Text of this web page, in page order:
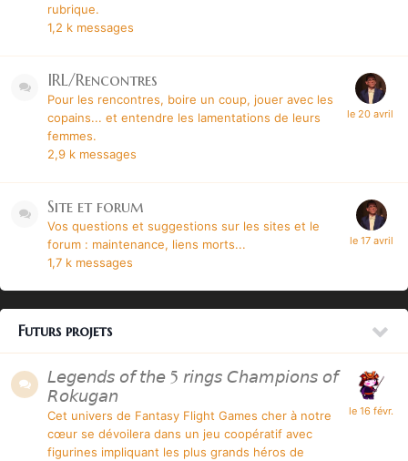
rubrique.
1,2 k messages
IRL/Rencontres
Pour les rencontres, boire un coup, jouer avec les
copains... et entendre les lamentations de leurs
femmes.
2,9 k messages
Site et forum
Vos questions et suggestions sur les sites et le
forum : maintenance, liens morts...
1,7 k messages
Futurs projets
𝘓𝘦𝘨𝘦𝘯𝘥𝘴 𝘰𝘧 𝘵𝘩𝘦 5 𝘳𝘪𝘯𝘨𝘴 𝘊𝘩𝘢𝘮𝘱𝘪𝘰𝘯𝘴 𝘰𝘧
𝘙𝘰𝘬𝘶𝘨𝘢𝘯
Cet univers de Fantasy Flight Games cher à notre
cœur se dévoilera dans un jeu coopératif avec
figurines impliquant les plus grands héros de